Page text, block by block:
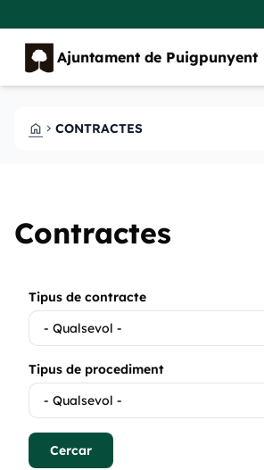
Ajuntament de Puigpunyent
HOME CHEVRON_RIGHT CONTRACTES
Contractes
Tipus de contracte
Tipus de procediment